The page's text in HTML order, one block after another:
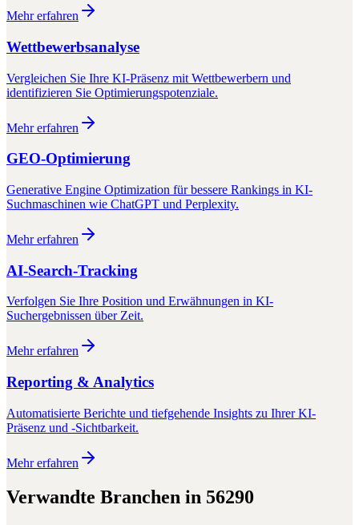
Mehr erfahren
Wettbewerbsanalyse
Vergleichen Sie Ihre KI-Präsenz mit Wettbewerbern und
identifizieren Sie Optimierungspotenziale.
Mehr erfahren
GEO-Optimierung
Generative Engine Optimization für bessere Rankings in KI-
Suchmaschinen wie ChatGPT und Perplexity.
Mehr erfahren
AI-Search-Tracking
Verfolgen Sie Ihre Position und Erwähnungen in KI-
Suchergebnissen über Zeit.
Mehr erfahren
Reporting & Analytics
Automatisierte Berichte und tiefgehende Insights zu Ihrer KI-
Präsenz und -Sichtbarkeit.
Mehr erfahren
Verwandte Branchen in 56290